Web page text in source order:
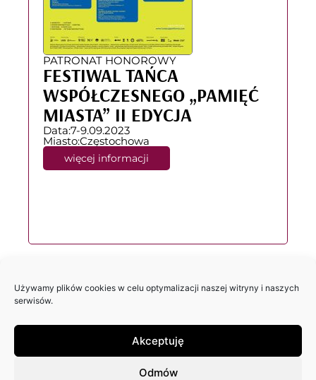
Używamy plików cookies w celu optymalizacji naszej witryny i naszych
serwisów.
Akceptuję
Odmów
PATRONAT HONOROWY
FESTIWAL TAŃCA
WSPÓŁCZESNEGO „PAMIĘĆ
MIASTA” II EDYCJA
Data:7-9.09.2023
Miasto:Częstochowa
więcej informacji